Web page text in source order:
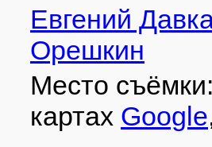
Евгений
Орешкин
Место съёмки:
картах Google